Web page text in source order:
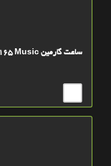
ساعت گارمین Forerunner 165 Music